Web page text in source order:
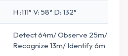
H :111° V: 58° D: 132°
Detect 64m/ Observe 25m/
Recognize 13m/ Identify 6m